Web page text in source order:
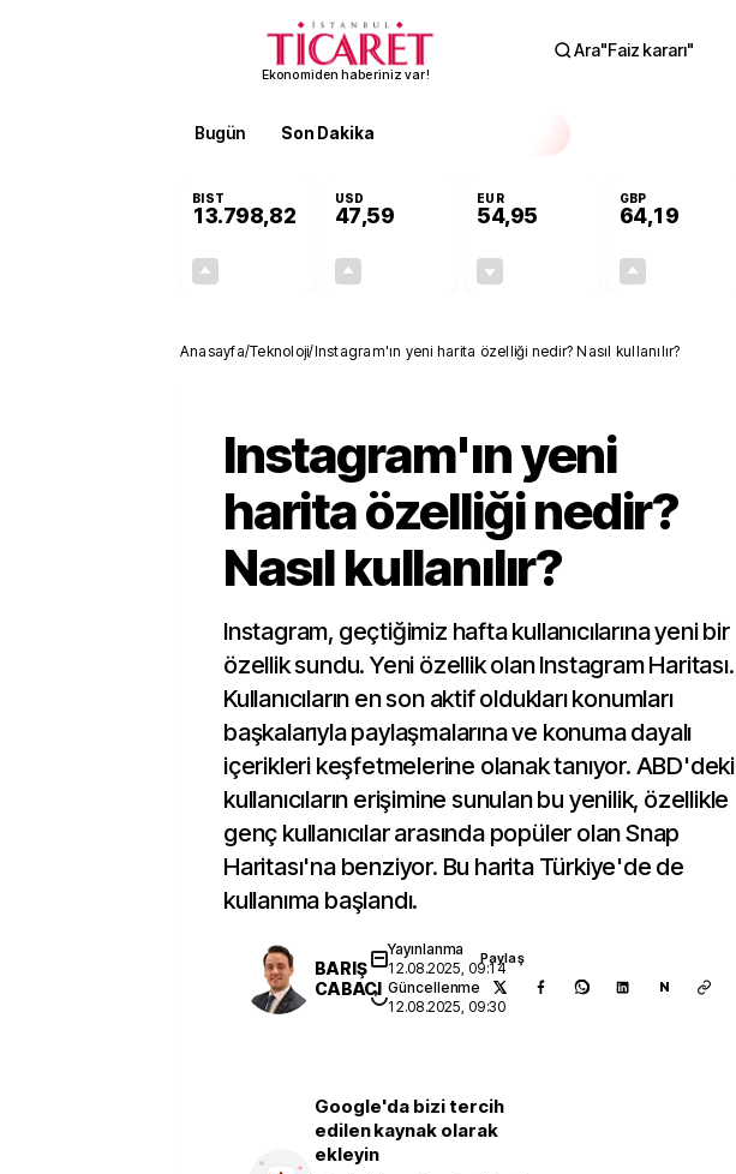
Ekonomiden haberiniz var!
Ara"Faiz kararı"
Bugün Son Dakika
BIST
13.798,82
USD
47,59
EUR
54,95
GBP
64,19
Anasayfa/Teknoloji/Instagram'ın yeni harita özelliği nedir? Nasıl kullanılır?
Instagram'ın yeni
harita özelliği nedir?
Nasıl kullanılır?
Instagram, geçtiğimiz hafta kullanıcılarına yeni bir
özellik sundu. Yeni özellik olan Instagram Haritası.
Kullanıcıların en son aktif oldukları konumları
başkalarıyla paylaşmalarına ve konuma dayalı
içerikleri keşfetmelerine olanak tanıyor. ABD'deki
kullanıcıların erişimine sunulan bu yenilik, özellikle
genç kullanıcılar arasında popüler olan Snap
Haritası'na benziyor. Bu harita Türkiye'de de
kullanıma başlandı.
BARIŞ
CABACI
Yayınlanma
12.08.2025, 09:14
Güncellenme
12.08.2025, 09:30
Paylaş
N
Google'da bizi tercih
edilen kaynak olarak
ekleyin